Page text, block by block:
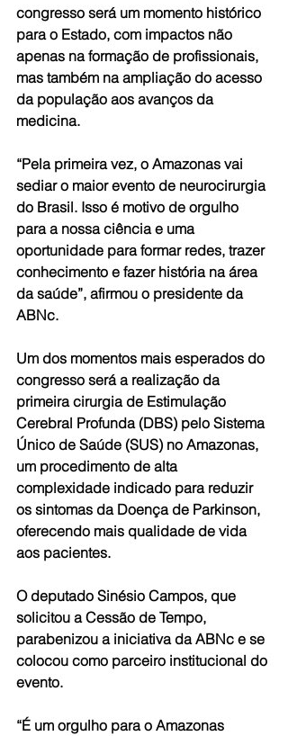
congresso será um momento histórico
para o Estado, com impactos não
apenas na formação de profissionais,
mas também na ampliação do acesso
da população aos avanços da
medicina.
“Pela primeira vez, o Amazonas vai
sediar o maior evento de neurocirurgia
do Brasil. Isso é motivo de orgulho
para a nossa ciência e uma
oportunidade para formar redes, trazer
conhecimento e fazer história na área
da saúde”, afirmou o presidente da
ABNc.
Um dos momentos mais esperados do
congresso será a realização da
primeira cirurgia de Estimulação
Cerebral Profunda (DBS) pelo Sistema
Único de Saúde (SUS) no Amazonas,
um procedimento de alta
complexidade indicado para reduzir
os sintomas da Doença de Parkinson,
oferecendo mais qualidade de vida
aos pacientes.
O deputado Sinésio Campos, que
solicitou a Cessão de Tempo,
parabenizou a iniciativa da ABNc e se
colocou como parceiro institucional do
evento.
“É um orgulho para o Amazonas